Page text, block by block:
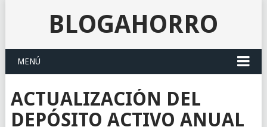
BLOGAHORRO
MENÚ
ACTUALIZACIÓN DEL
DEPÓSITO ACTIVO ANUAL